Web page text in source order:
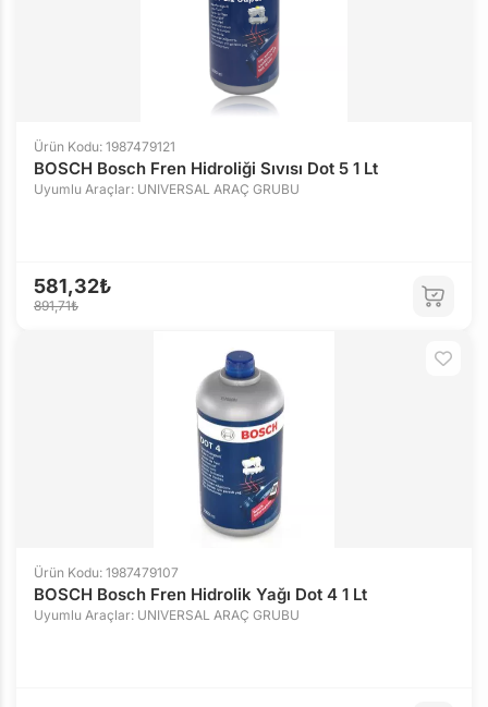
Ürün Kodu: 1987479121
BOSCH Bosch Fren Hidroliği Sıvısı Dot 5 1 Lt
Uyumlu Araçlar: UNIVERSAL ARAÇ GRUBU
581,32₺
891,71₺
Ürün Kodu: 1987479107
BOSCH Bosch Fren Hidrolik Yağı Dot 4 1 Lt
Uyumlu Araçlar: UNIVERSAL ARAÇ GRUBU